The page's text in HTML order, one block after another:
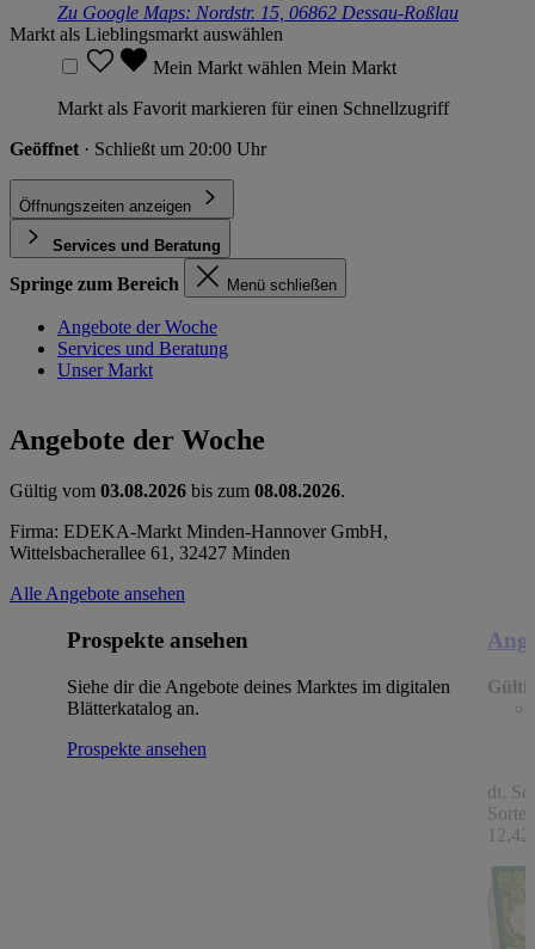
Zu Google Maps: Nordstr. 15, 06862 Dessau-Roßlau
Markt als Lieblingsmarkt auswählen
Mein Markt wählen Mein Markt
Markt als Favorit markieren für einen Schnellzugriff
Geöffnet · Schließt um 20:00 Uhr
Öffnungszeiten anzeigen
Services und Beratung
Springe zum Bereich Menü schließen
Angebote der Woche
Services und Beratung
Unser Markt
Angebote der Woche
Gültig vom 03.08.2026 bis zum 08.08.2026.
Firma: EDEKA-Markt Minden-Hannover GmbH,
Wittelsbacherallee 61, 32427 Minden
Alle Angebote ansehen
Prospekte ansehen
Siehe dir die Angebote deines Marktes im digitalen
Blätterkatalog an.
Prospekte ansehen
dt.